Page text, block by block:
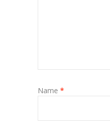
Name *